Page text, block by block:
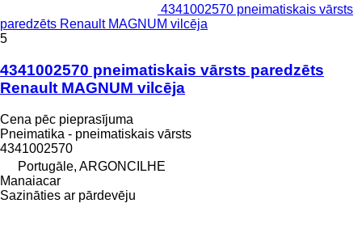
4341002570 pneimatiskais vārsts
paredzēts Renault MAGNUM vilcēja
5
4341002570 pneimatiskais vārsts paredzēts
Renault MAGNUM vilcēja
Cena pēc pieprasījuma
Pneimatika - pneimatiskais vārsts
4341002570
Portugāle, ARGONCILHE
Manaiacar
Sazināties ar pārdevēju